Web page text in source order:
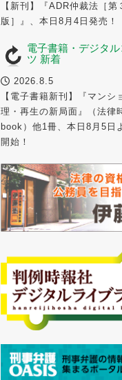
【新刊】『ADR仲裁法［第
版］』、本日8月4日発売！
電子書籍・デジタ
ツ 新着
2026.8.5
【電子書籍新刊】『マンシ
理・再生の新局面』（法律
book）他1冊、本日8月5日
開始！